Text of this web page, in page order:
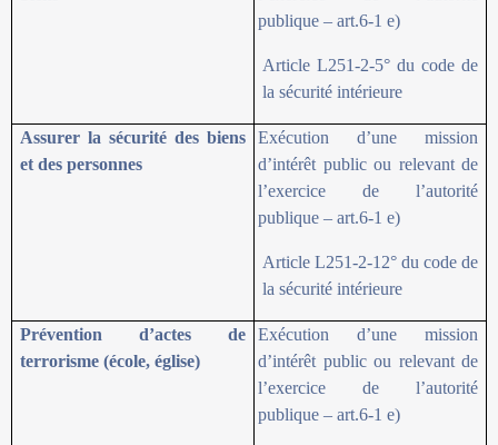
publique – art.6-1 e)
Article L251-2-5° du code de
la sécurité intérieure
Assurer la sécurité des biens
et des personnes
Exécution d’une mission
d’intérêt public ou relevant de
l’exercice de l’autorité
publique – art.6-1 e)
Article L251-2-12° du code de
la sécurité intérieure
Prévention d’actes de
terrorisme (école, église)
Exécution d’une mission
d’intérêt public ou relevant de
l’exercice de l’autorité
publique – art.6-1 e)